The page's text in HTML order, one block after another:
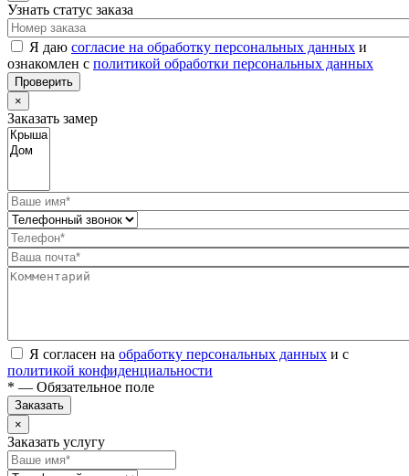
Узнать статус заказа
Я даю согласие на обработку персональных данных и
ознакомлен с политикой обработки персональных данных
Проверить
×
Заказать замер
Я согласен на обработку персональных данных и с
политикой конфиденциальности
* — Обязательное поле
Заказать
×
Заказать услугу